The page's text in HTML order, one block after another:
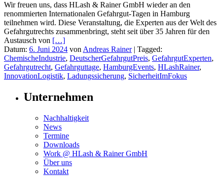
Wir freuen uns, dass HLash & Rainer GmbH wieder an den
renommierten Internationalen Gefahrgut-Tagen in Hamburg
teilnehmen wird. Diese Veranstaltung, die Experten aus der Welt des
Gefahrgutrechts zusammenbringt, steht seit über 35 Jahren für den
Austausch von […]
Datum: 6. Juni 2024 von Andreas Rainer| Tagged:
ChemischeIndustrie, DeutscherGefahrgutPreis, GefahrgutExperten,
Gefahrgutrecht, Gefahrguttage, HamburgEvents, HLashRainer,
InnovationLogistik, Ladungssicherung, SicherheitImFokus
Unternehmen
Nachhaltigkeit
News
Termine
Downloads
Work @ HLash & Rainer GmbH
Über uns
Kontakt